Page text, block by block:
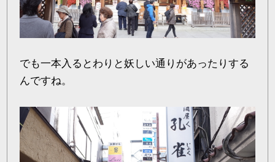
でも一本入るとわりと妖しい通りがあったりする
んですね。